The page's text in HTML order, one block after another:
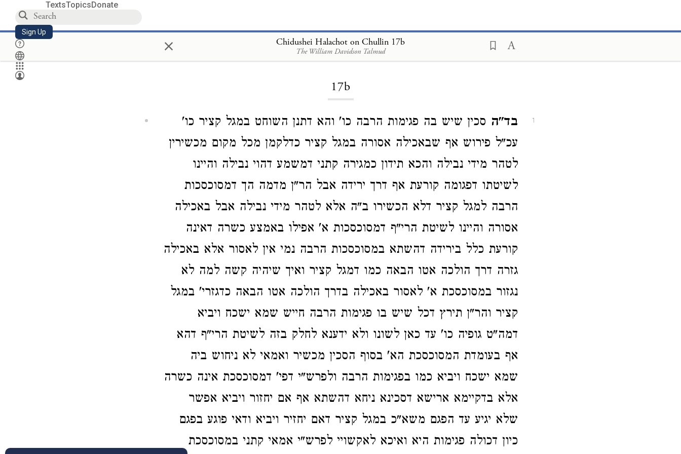
TextsTopicsDonate
Sign Up × Chidushei Halachot on Chullin 17b
The William Davidson Talmud
Loading...
17b
1 בד"ה סכין שיש בה פגימות הרבה כו' והא דתנן השוחט במגל קציר כו'
עכ"ל פירוש אף שבאכילה אסורה במגל קציר כדלקמן מכל מקום מכשירין
לטהר מידי נבילה והכא תידון כמגירה קתני דמשמע דהוי נבילה והיינו
לשיטתו דפגומה קורעת אף דרך ירידה אבל הר"ן מדמה הך דמסוכסכות
הרבה למגל קציר דלא הכשירו ב"ה אלא לטהר מידי נבילה אבל באכילה
אסורה והיינו לשיטת הרי"ף דמסוכסכות א' אפילו באמצע כשרה דאינה
קורעת כלל בירידה דהשתא במסוכסכות הרבה נמי אין לאסור אלא באכילה
גזרה דרך הולכה אטו הבאה כמו דמגל קציר ואיך שיהיה קשה למה לא
נגזור במסוכסכת א' לאסור באכילה בדרך הולכה אטו הבאה כדגזרי' במגל
קציר והר"ן תירץ דכל שיש בו פגימות הרבה חייש שמא ישכח ויביא
דמה"ט גופיה כו' עד כאן לשונו ולא ידענא לחלק בזה לשיטת הרי"ף דהא
אף בעומדת המסוכסכת הא' בסוף הסכין מכשיר ואמאי לא ניחוש ביה
שמא ישכח ויביא כמו בפגימות הרבה ולפרש"י דפי' דמסוכסכת אינה כשרה
אלא בדקיימא ארישא דסכינא ניחא דהשתא אף אם יחזור ויביא אפשר
שלא יגיע עד הפגם משא"כ במגל קציר דאם יחזיר ויביא ודאי פוגע בפגם
כיון דכולה פגימות היא ואיכא לאקשויי לפרש"י אמאי קתני במסוכסכת